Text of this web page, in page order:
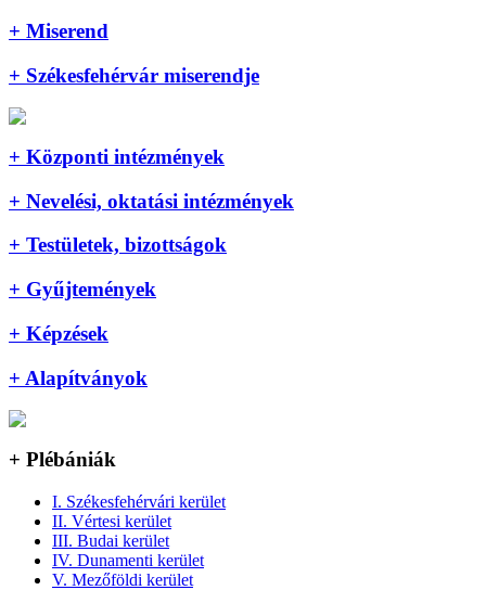
+ Miserend
+ Székesfehérvár miserendje
+ Központi intézmények
+ Nevelési, oktatási intézmények
+ Testületek, bizottságok
+ Gyűjtemények
+ Képzések
+ Alapítványok
+ Plébániák
I. Székesfehérvári kerület
II. Vértesi kerület
III. Budai kerület
IV. Dunamenti kerület
V. Mezőföldi kerület